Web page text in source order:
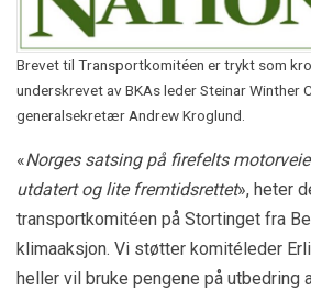
Brevet til Transportkomitéen er trykt som
underskrevet av BKAs leder Steinar Winther
generalsekretær Andrew Kroglund.
«Norges satsing på firefelts
utdatert og lite fremtidsrettet», heter
transportkomitéen på Stortinget fra
klimaaksjon. Vi støtter komitéleder
heller vil bruke pengene på utbedring